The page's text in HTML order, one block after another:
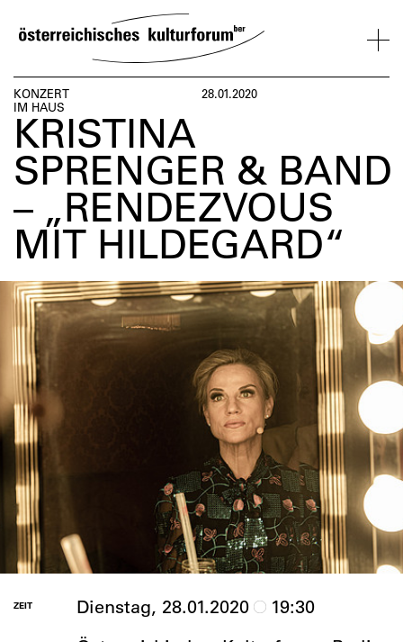
TO
VERANSTALTUNGEN KOSMOS BESUCH
VERANSTALTUNGEN
BESUCH
UNS
KONZERT
IM HAUS
28.01.2020
KRISTINA
SPRENGER & BAND
– „RENDEZVOUS
MIT HILDEGARD“
ZEIT Dienstag, 28.01.2020 19:30